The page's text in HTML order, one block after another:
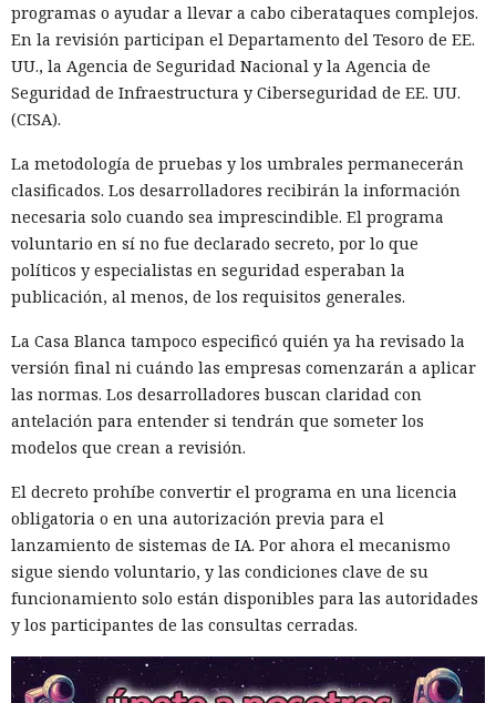
programas o ayudar a llevar a cabo ciberataques complejos.
En la revisión participan el Departamento del Tesoro de EE.
UU., la Agencia de Seguridad Nacional y la Agencia de
Seguridad de Infraestructura y Ciberseguridad de EE. UU.
(CISA).
La metodología de pruebas y los umbrales permanecerán
clasificados. Los desarrolladores recibirán la información
necesaria solo cuando sea imprescindible. El programa
voluntario en sí no fue declarado secreto, por lo que
políticos y especialistas en seguridad esperaban la
publicación, al menos, de los requisitos generales.
La Casa Blanca tampoco especificó quién ya ha revisado la
versión final ni cuándo las empresas comenzarán a aplicar
las normas. Los desarrolladores buscan claridad con
antelación para entender si tendrán que someter los
modelos que crean a revisión.
El decreto prohíbe convertir el programa en una licencia
obligatoria o en una autorización previa para el
lanzamiento de sistemas de IA. Por ahora el mecanismo
sigue siendo voluntario, y las condiciones clave de su
funcionamiento solo están disponibles para las autoridades
y los participantes de las consultas cerradas.